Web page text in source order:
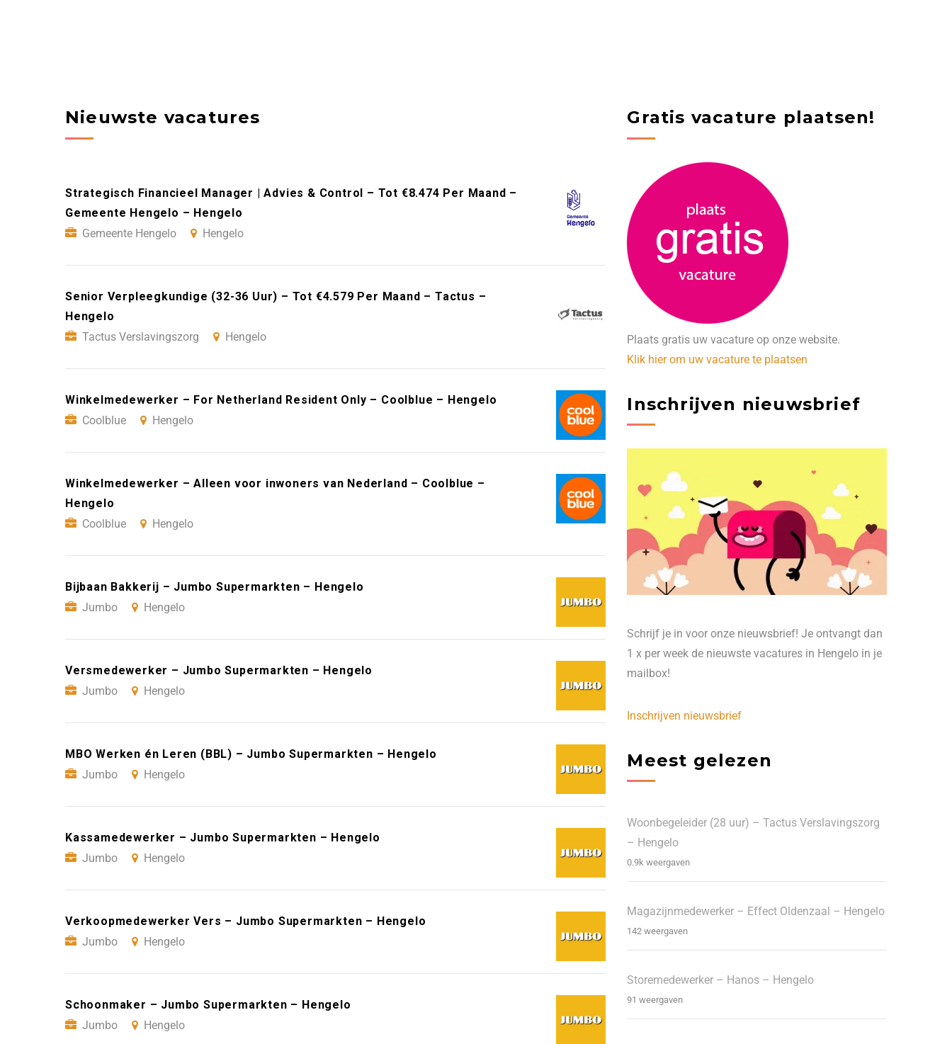
Nieuwste vacatures
Strategisch Financieel Manager | Advies & Control – Tot €8.474 Per Maand –
Gemeente Hengelo – Hengelo
Gemeente Hengelo
Hengelo
Senior Verpleegkundige (32-36 Uur) – Tot €4.579 Per Maand – Tactus –
Hengelo
Tactus Verslavingszorg
Hengelo
Winkelmedewerker – For Netherland Resident Only – Coolblue – Hengelo
Coolblue
Hengelo
Winkelmedewerker – Alleen voor inwoners van Nederland – Coolblue –
Hengelo
Coolblue
Hengelo
Bijbaan Bakkerij – Jumbo Supermarkten – Hengelo
Jumbo
Hengelo
Versmedewerker – Jumbo Supermarkten – Hengelo
Jumbo
Hengelo
MBO Werken én Leren (BBL) – Jumbo Supermarkten – Hengelo
Jumbo
Hengelo
Kassamedewerker – Jumbo Supermarkten – Hengelo
Jumbo
Hengelo
Verkoopmedewerker Vers – Jumbo Supermarkten – Hengelo
Jumbo
Hengelo
Schoonmaker – Jumbo Supermarkten – Hengelo
Jumbo
Hengelo
Gratis vacature plaatsen!
Plaats gratis uw vacature op onze website.
Klik hier om uw vacature te plaatsen
Inschrijven nieuwsbrief
Schrijf je in voor onze nieuwsbrief! Je ontvangt dan
1 x per week de nieuwste vacatures in Hengelo in je
mailbox!
Inschrijven nieuwsbrief
Meest gelezen
Woonbegeleider (28 uur) – Tactus Verslavingszorg
– Hengelo
0.9k weergaven
Magazijnmedewerker – Effect Oldenzaal – Hengelo
142 weergaven
Storemedewerker – Hanos – Hengelo
91 weergaven